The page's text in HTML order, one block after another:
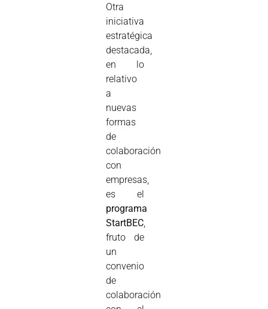
Otra
iniciativa
estratégica
destacada,
en lo
relativo
a
nuevas
formas
de
colaboración
con
empresas,
es el
programa
StartBEC,
fruto de
un
convenio
de
colaboración